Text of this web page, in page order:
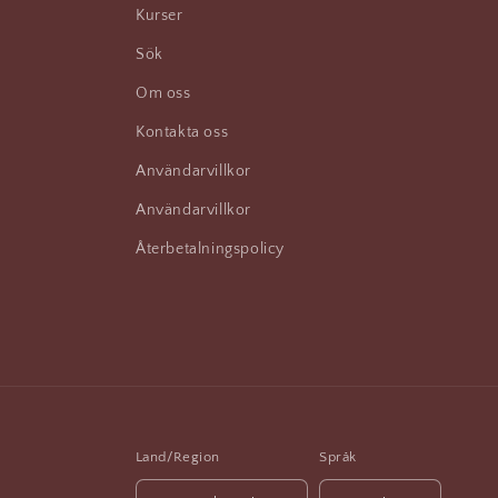
Kurser
Sök
Om oss
Kontakta oss
Användarvillkor
Användarvillkor
Återbetalningspolicy
Land/Region Språk